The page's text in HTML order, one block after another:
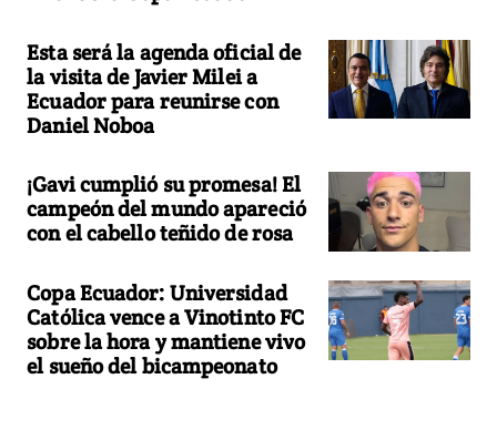
Esta será la agenda oficial de
la visita de Javier Milei a
Ecuador para reunirse con
Daniel Noboa
¡Gavi cumplió su promesa! El
campeón del mundo apareció
con el cabello teñido de rosa
Copa Ecuador: Universidad
Católica vence a Vinotinto FC
sobre la hora y mantiene vivo
el sueño del bicampeonato